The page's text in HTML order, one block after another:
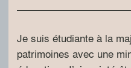
Je suis étudiante à la
patrimoines avec une